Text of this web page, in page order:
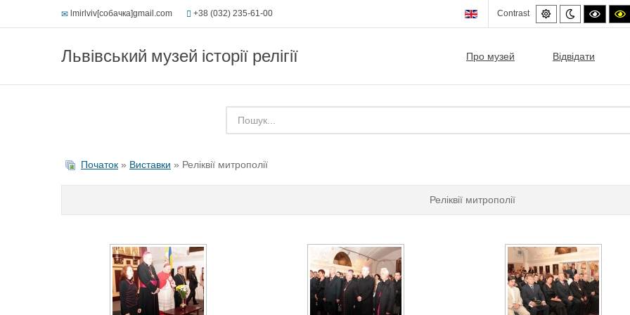
lmirlviv[собачка]gmail.com +38 (032) 235-61-00 Contrast
Default
mode
Night
mode
High
Львівський музей історії релігії Про музей Відвідати
Початок » Виставки » Реліквії митрополії
Реліквії митрополії